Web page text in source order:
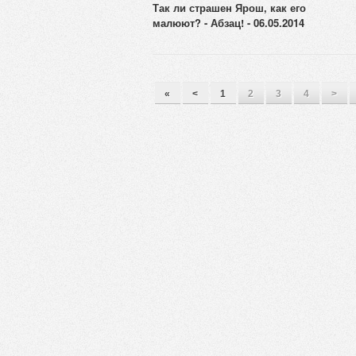
Так ли страшен Ярош, как его
малюют? - Абзац! - 06.05.2014
« < 1 2 3 4 >